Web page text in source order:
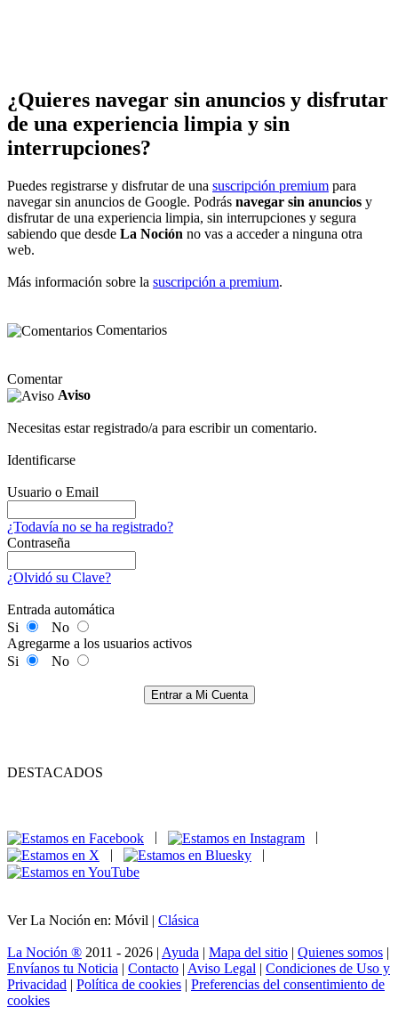
¿Quieres navegar sin anuncios y disfrutar
de una experiencia limpia y sin
interrupciones?
Puedes registrarse y disfrutar de una suscripción premium para
navegar sin anuncios de Google. Podrás navegar sin anuncios y
disfrutar de una experiencia limpia, sin interrupciones y segura
sabiendo que desde La Noción no vas a acceder a ninguna otra
web.
Más información sobre la suscripción a premium.
Comentarios
Comentar
Aviso
Necesitas estar registrado/a para escribir un comentario.
Identificarse
Usuario o Email
¿Todavía no se ha registrado?
Contraseña
¿Olvidó su Clave?
Entrada automática
Si
No
Agregarme a los usuarios activos
Si
No
Entrar a Mi Cuenta
DESTACADOS
|
|
Ver La Noción en: Móvil | Clásica
La Noción ® 2011 - 2026 | Ayuda | Mapa del sitio | Quienes somos |
Envíanos tu Noticia | Contacto | Aviso Legal | Condiciones de Uso y
Privacidad | Política de cookies | Preferencias del consentimiento de
cookies